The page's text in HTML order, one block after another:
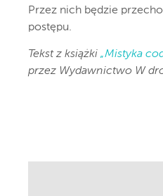
Przez nich będzie
postępu.
Tekst z książki „Mistyka
przez Wydawnictwo W